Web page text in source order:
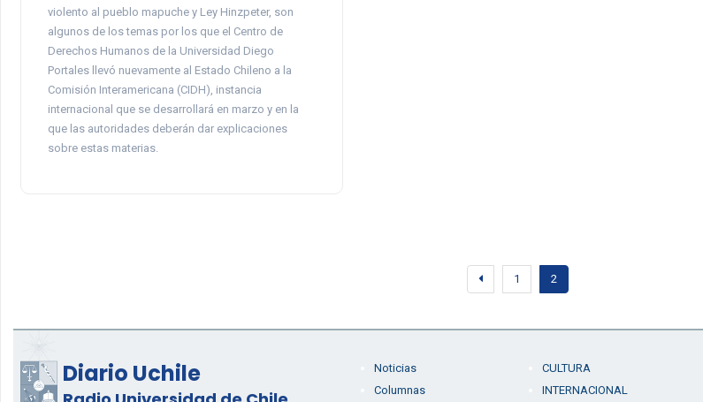
violento al pueblo mapuche y Ley Hinzpeter, son
algunos de los temas por los que el Centro de
Derechos Humanos de la Universidad Diego
Portales llevó nuevamente al Estado Chileno a la
Comisión Interamericana (CIDH), instancia
internacional que se desarrollará en marzo y en la
que las autoridades deberán dar explicaciones
sobre estas materias.
1 2
Diario Uchile
Noticias
Columnas
CULTURA
INTERNACIONAL